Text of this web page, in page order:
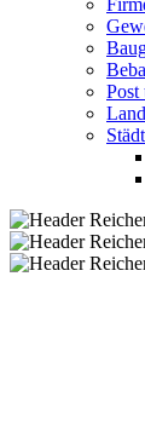
Post